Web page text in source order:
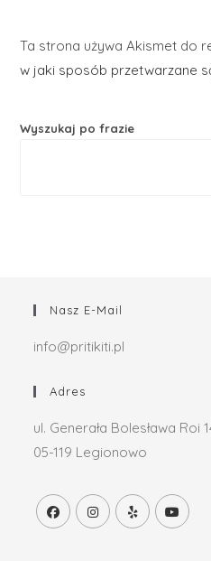
Ta strona używa Akismet do
w jaki sposób przetwarzane
Wyszukaj po frazie
Nasz E-Mail
info@pritikiti.pl
Adres
ul. Generała Bolesława Roi
05-119 Legionowo